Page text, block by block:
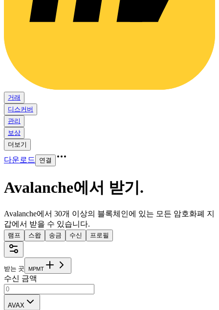
거래
디스커버
관리
보상
더보기
다운로드 연결
Avalanche에서 받기.
Avalanche에서 30개 이상의 블록체인에 있는 모든 암호화폐 지
갑에서 받을 수 있습니다.
램프 스왑 송금 수신 프로필
받는 곳 MPMT
수신 금액
AVAX